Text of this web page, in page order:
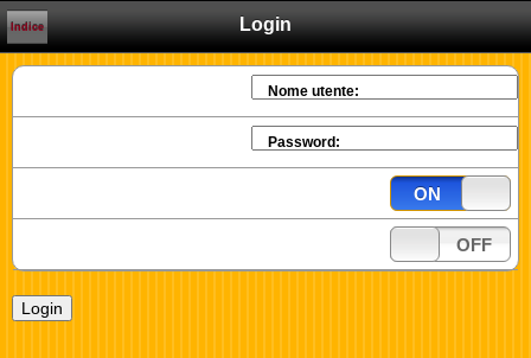
Login
Indice
Nome utente:
Password:
ON
OFF